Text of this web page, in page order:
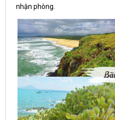
nhận phòng.